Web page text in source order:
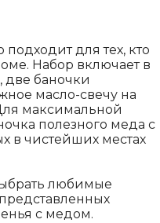
для тех, кто
Набор включает в
две баночки
масло-свечу на
максимальной
полезного меда с
в чистейших местах
любимые
с медом.